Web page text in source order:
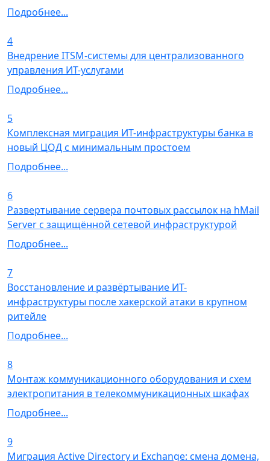
Подробнее...
4
Внедрение ITSM-системы для централизованного
управления ИТ-услугами
Подробнее...
5
Комплексная миграция ИТ-инфраструктуры банка в
новый ЦОД с минимальным простоем
Подробнее...
6
Развертывание сервера почтовых рассылок на hMail
Server с защищённой сетевой инфраструктурой
Подробнее...
7
Восстановление и развёртывание ИТ-
инфраструктуры после хакерской атаки в крупном
ритейле
Подробнее...
8
Монтаж коммуникационного оборудования и схем
электропитания в телекоммуникационных шкафах
Подробнее...
9
Миграция Active Directory и Exchange: смена домена,